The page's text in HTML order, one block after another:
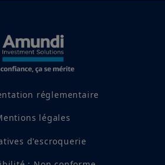
centrale pour les
est la fonction de
banques centrales : ce
peut-il être
comme temporaire ou
réglementaire
légales
d'escroquerie